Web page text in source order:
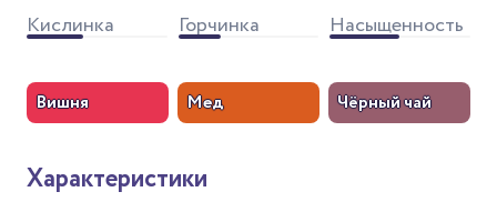
Кислинка Горчинка Насыщенность
Вишня Мед Чёрный чай
Характеристики